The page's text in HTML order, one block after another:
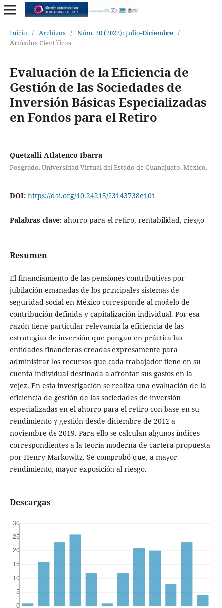
Inicio / Archivos / Núm. 20 (2022): Julio-Diciembre /
Artículos Científicos
Evaluación de la Eficiencia de
Gestión de las Sociedades de
Inversión Básicas Especializadas
en Fondos para el Retiro
Quetzalli Atlatenco Ibarra
Posgrado. Universidad Virtual del Estado de Guanajuato. México.
DOI: https://doi.org/10.24215/23143738e101
Palabras clave: ahorro para el retiro, rentabilidad, riesgo
Resumen
El financiamiento de las pensiones contributivas por
jubilación emanadas de los principales sistemas de
seguridad social en México corresponde al modelo de
contribución definida y capitalización individual. Por esa
razón tiene particular relevancia la eficiencia de las
estrategias de inversión que pongan en práctica las
entidades financieras creadas expresamente para
administrar los recursos que cada trabajador tiene en su
cuenta individual destinada a afrontar sus gastos en la
vejez. En esta investigación se realiza una evaluación de la
eficiencia de gestión de las sociedades de inversión
especializadas en el ahorro para el retiro con base en su
rendimiento y gestión desde diciembre de 2012 a
noviembre de 2019. Para ello se calculan algunos índices
correspondientes a la teoría moderna de cartera propuesta
por Henry Markowitz. Se comprobó que, a mayor
rendimiento, mayor exposición al riesgo.
Descargas